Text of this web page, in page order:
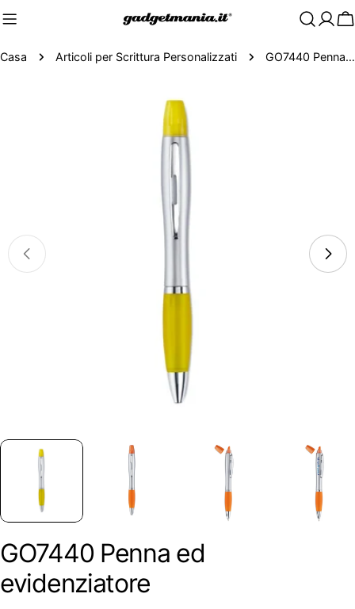
Casa Articoli per Scrittura Personalizzati GO7440 Penna ed evidenziatore
GO7440 Penna ed
evidenziatore